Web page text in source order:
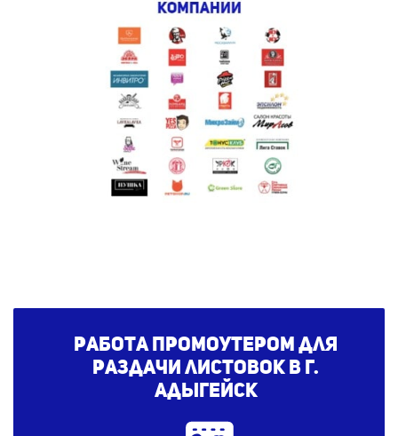
Работа промоутером для
раздачи листовок в г.
Адыгейск